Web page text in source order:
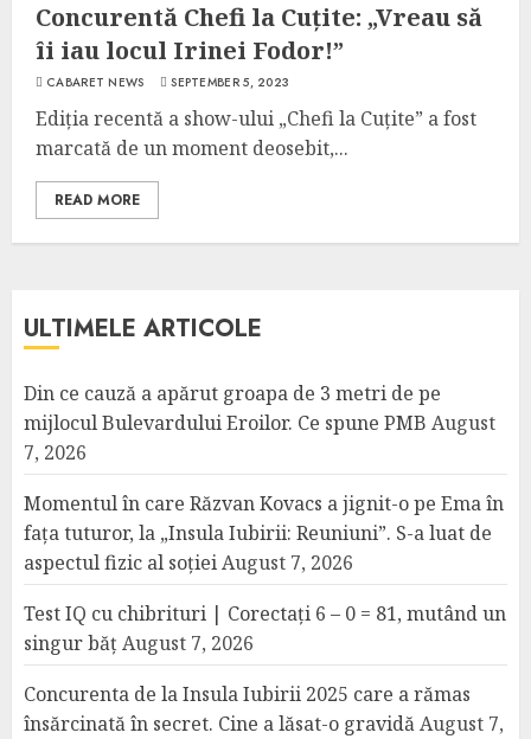
Concurentă Chefi la Cuțite: „Vreau să
îi iau locul Irinei Fodor!”
CABARET NEWS SEPTEMBER 5, 2023
Ediția recentă a show-ului „Chefi la Cuțite” a fost
marcată de un moment deosebit,...
READ MORE
ULTIMELE ARTICOLE
Din ce cauză a apărut groapa de 3 metri de pe
mijlocul Bulevardului Eroilor. Ce spune PMB August
7, 2026
Momentul în care Răzvan Kovacs a jignit-o pe Ema în
fața tuturor, la „Insula Iubirii: Reuniuni”. S-a luat de
aspectul fizic al soțieiAugust 7, 2026
Test IQ cu chibrituri | Corectați 6 – 0 = 81, mutând un
singur bățAugust 7, 2026
Concurenta de la Insula Iubirii 2025 care a rămas
însărcinată în secret. Cine a lăsat-o gravidăAugust 7,